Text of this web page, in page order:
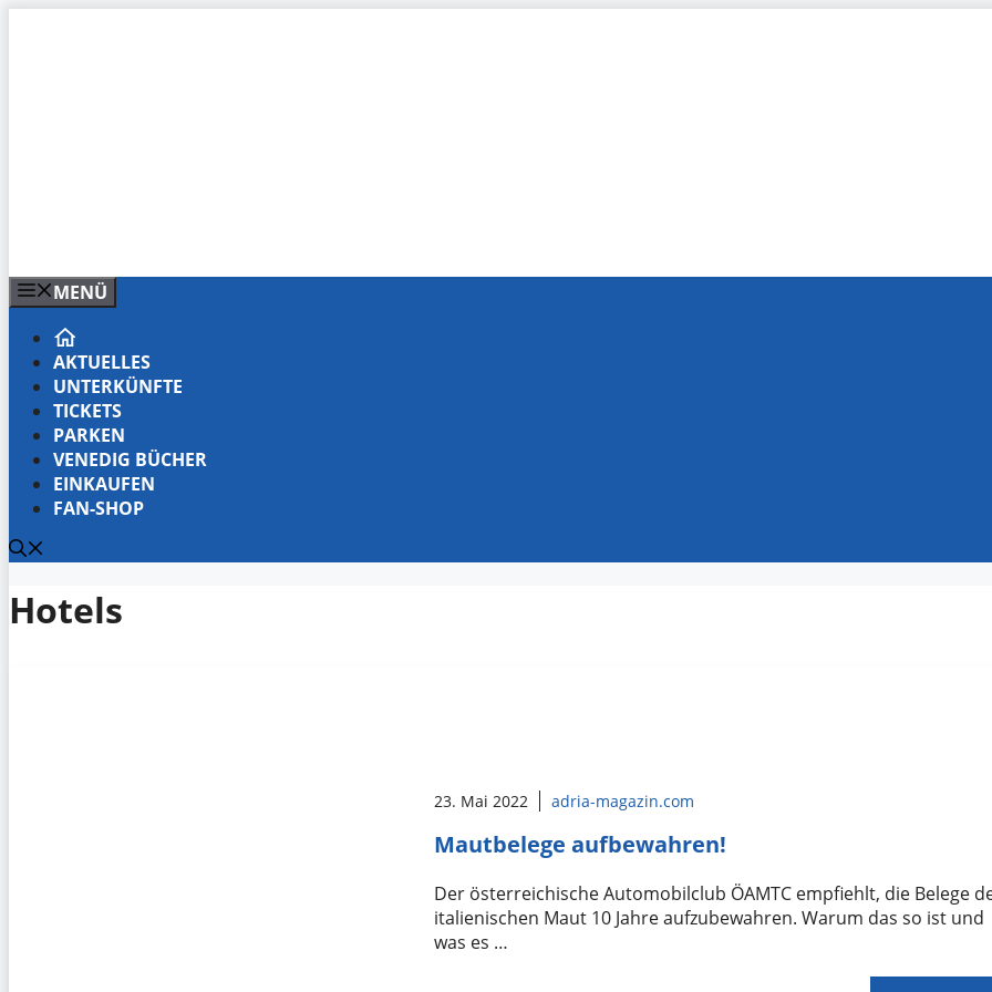
MENÜ
AKTUELLES
UNTERKÜNFTE
TICKETS
PARKEN
VENEDIG BÜCHER
EINKAUFEN
FAN-SHOP
Hotels
23. Mai 2022 adria-magazin.com
Mautbelege aufbewahren!
Der österreichische Automobilclub ÖAMTC empfiehlt, die Belege
italienischen Maut 10 Jahre aufzubewahren. Warum das so ist und
was es …